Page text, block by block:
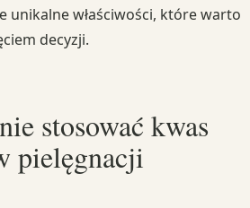
unikalne właściwości, które warto
decyzji.
stosować kwas
pielęgnacji